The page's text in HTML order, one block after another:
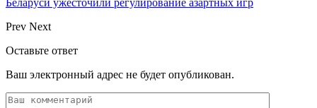
Prev Next
Оставьте ответ
Ваш электронный адрес не будет опубликован.